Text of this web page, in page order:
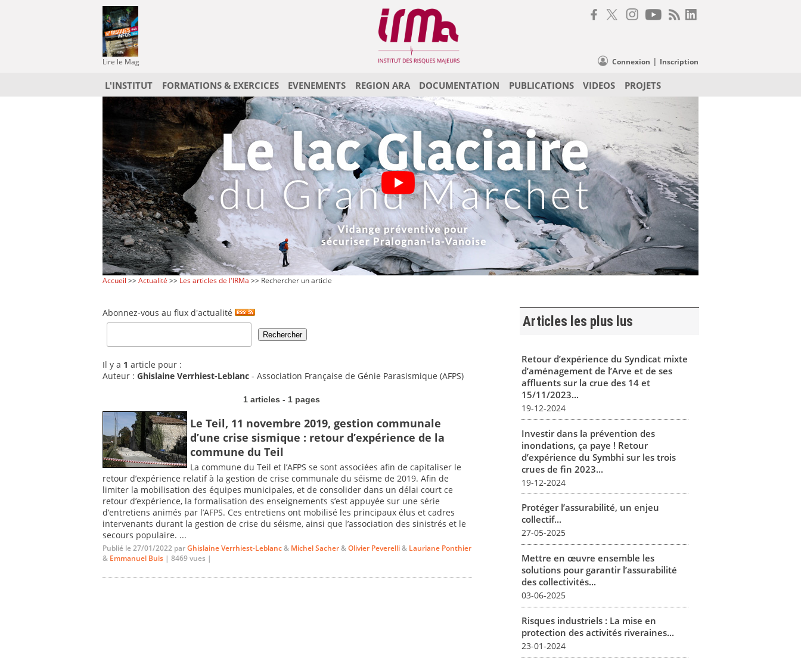
Lire le Mag Connexion | Inscription
L'INSTITUT FORMATIONS & EXERCICES EVENEMENTS REGION ARA DOCUMENTATION PUBLICATIONS VIDEOS PROJETS
Accueil >>Actualité >> Les articles de l'IRMa >> Rechercher un article
Abonnez-vous au flux d'actualité
Il y a 1 article pour :
Auteur : Ghislaine Verrhiest-Leblanc - Association Française de Génie Parasismique (AFPS)
1 articles - 1 pages
Le Teil, 11 novembre 2019, gestion communale
d’une crise sismique : retour d’expérience de la
commune du Teil
La commune du Teil et l’AFPS se sont associées afin de capitaliser le
retour d’expérience relatif à la gestion de crise communale du séisme de 2019. Afin de
limiter la mobilisation des équipes municipales, et de consolider dans un délai court ce
retour d’expérience, la formalisation des enseignements s’est appuyée sur une série
d’entretiens animés par l’AFPS. Ces entretiens ont mobilisé les principaux élus et cadres
intervenants durant la gestion de crise du séisme, ainsi que l’association des sinistrés et le
secours populaire. ...
Publié le 27/01/2022 parGhislaine Verrhiest-Leblanc& Michel Sacher&Olivier Peverelli& Lauriane Ponthier
& Emmanuel Buis | 8469 vues |
Articles les plus lus
Retour d’expérience du Syndicat mixte
d’aménagement de l’Arve et de ses
affluents sur la crue des 14 et
15/11/2023...
19-12-2024
Investir dans la prévention des
inondations, ça paye ! Retour
d’expérience du Symbhi sur les trois
crues de fin 2023...
19-12-2024
Protéger l’assurabilité, un enjeu
collectif...
27-05-2025
Mettre en œuvre ensemble les
solutions pour garantir l’assurabilité
des collectivités...
03-06-2025
Risques industriels : La mise en
protection des activités riveraines...
23-01-2024